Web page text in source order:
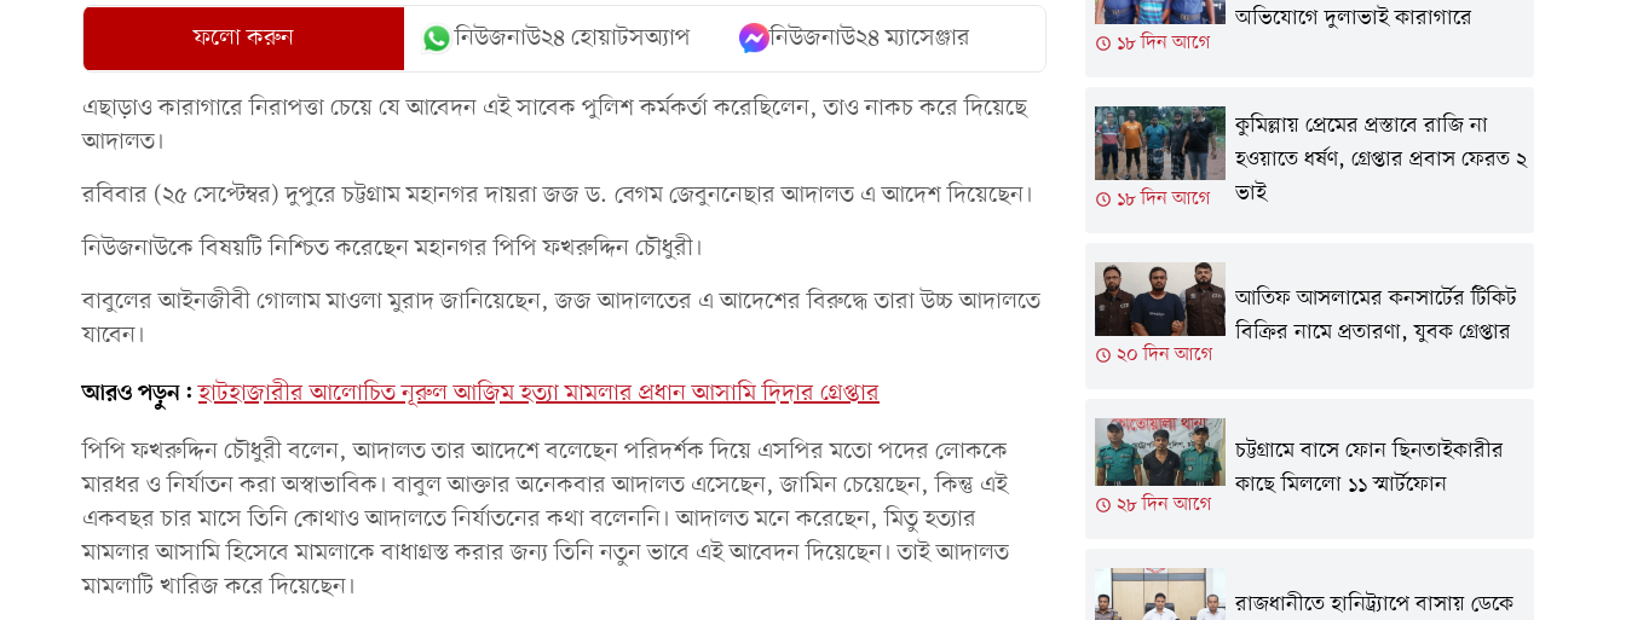
ফলো করুন নিউজনাউ২৪ হোয়াটসঅ্যাপ নিউজনাউ২৪ ম্যাসেঞ্জার
এছাড়াও কারাগারে নিরাপত্তা চেয়ে যে আবেদন এই সাবেক পুলিশ কর্মকর্তা করেছিলেন, তাও নাকচ করে দিয়েছে
আদালত।
রবিবার (২৫ সেপ্টেম্বর) দুপুরে চট্টগ্রাম মহানগর দায়রা জজ ড. বেগম জেবুননেছার আদালত এ আদেশ দিয়েছেন।
নিউজনাউকে বিষয়টি নিশ্চিত করেছেন মহানগর পিপি ফখরুদ্দিন চৌধুরী।
বাবুলের আইনজীবী গোলাম মাওলা মুরাদ জানিয়েছেন, জজ আদালতের এ আদেশের বিরুদ্ধে তারা উচ্চ আদালতে
যাবেন।
আরও পড়ুন: হাটহাজারীর আলোচিত নূরুল আজিম হত্যা মামলার প্রধান আসামি দিদার গ্রেপ্তার
পিপি ফখরুদ্দিন চৌধুরী বলেন, আদালত তার আদেশে বলেছেন পরিদর্শক দিয়ে এসপির মতো পদের লোককে
মারধর ও নির্যাতন করা অস্বাভাবিক। বাবুল আক্তার অনেকবার আদালত এসেছেন, জামিন চেয়েছেন, কিন্তু এই
একবছর চার মাসে তিনি কোথাও আদালতে নির্যাতনের কথা বলেননি। আদালত মনে করেছেন, মিতু হত্যার
মামলার আসামি হিসেবে মামলাকে বাধাগ্রস্ত করার জন্য তিনি নতুন ভাবে এই আবেদন দিয়েছেন। তাই আদালত
মামলাটি খারিজ করে দিয়েছেন।
১৮ দিন আগে
অভিযোগে দুলাভাই কারাগারে
১৮ দিন আগে
কুমিল্লায় প্রেমের প্রস্তাবে রাজি না
হওয়াতে ধর্ষণ, গ্রেপ্তার প্রবাস ফেরত ২
ভাই
২০ দিন আগে
আতিফ আসলামের কনসার্টের টিকিট
বিক্রির নামে প্রতারণা, যুবক গ্রেপ্তার
২৮ দিন আগে
চট্টগ্রামে বাসে ফোন ছিনতাইকারীর
কাছে মিললো ১১ স্মার্টফোন
রাজধানীতে হানিট্র্যাপে বাসায় ডেকে